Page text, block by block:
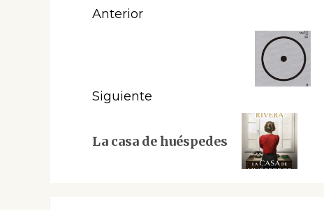
Navegación
Anterior
Siguiente
entrada:
La casa de huéspedes